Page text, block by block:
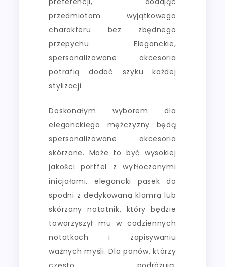
przedmiotom wyjątkowego
charakteru bez zbędnego
przepychu. Eleganckie,
spersonalizowane akcesoria
potrafią dodać szyku każdej
stylizacji.
Doskonałym wyborem dla
eleganckiego mężczyzny będą
spersonalizowane akcesoria
skórzane. Może to być wysokiej
jakości portfel z wytłoczonymi
inicjałami, elegancki pasek do
spodni z dedykowaną klamrą lub
skórzany notatnik, który będzie
towarzyszył mu w codziennych
notatkach i zapisywaniu
ważnych myśli. Dla panów, którzy